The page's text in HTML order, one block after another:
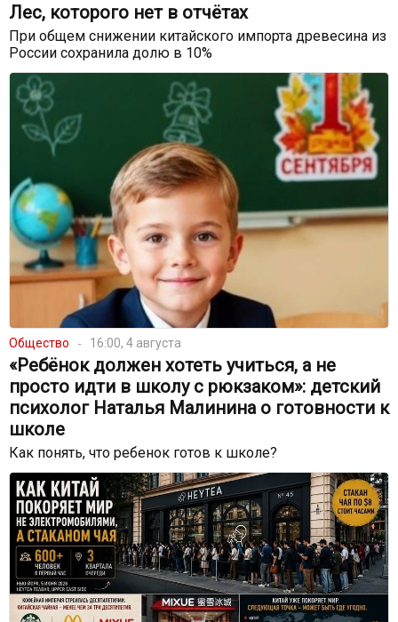
Лес, которого нет в отчётах
При общем снижении китайского импорта древесина из
России сохранила долю в 10%
Общество 16:00, 4 августа
«Ребёнок должен хотеть учиться, а не
просто идти в школу с рюкзаком»: детский
психолог Наталья Малинина о готовности к
школе
Как понять, что ребенок готов к школе?